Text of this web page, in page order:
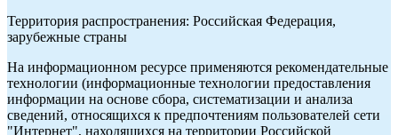
Территория распространения: Российская Федерация,
зарубежные страны
На информационном ресурсе применяются рекомендательные
технологии (информационные технологии предоставления
информации на основе сбора, систематизации и анализа
сведений, относящихся к предпочтениям пользователей сети
"Интернет", находящихся на территории Российской